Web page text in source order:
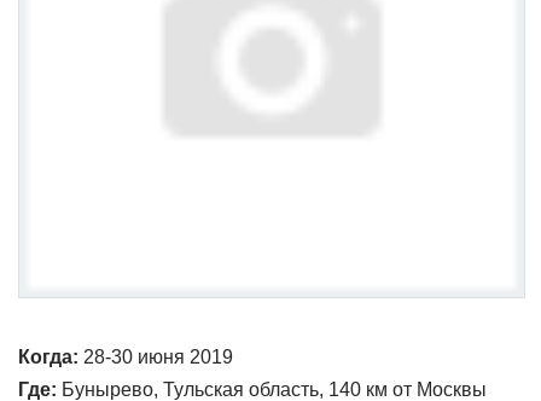
Когда: 28-30 июня 2019
Где: Бунырево, Тульская область, 140 км от Москвы